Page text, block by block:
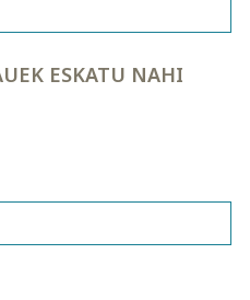
ESKATU NAHI